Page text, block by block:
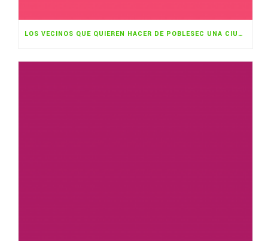
LOS VECINOS QUE QUIEREN HACER DE POBLESEC UNA CIUDAD COMESTIBLE